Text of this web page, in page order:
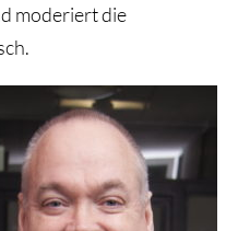
moderiert die